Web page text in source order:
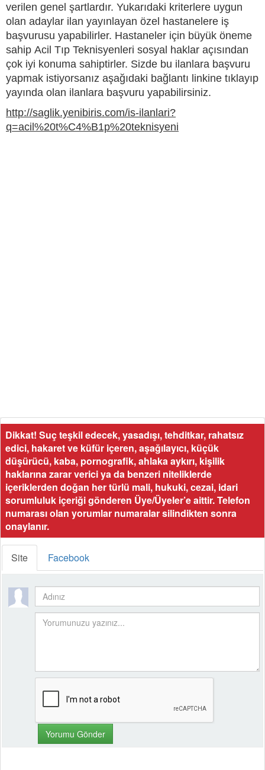
verilen genel şartlardır. Yukarıdaki kriterlere uygun
olan adaylar ilan yayınlayan özel hastanelere iş
başvurusu yapabilirler. Hastaneler için büyük öneme
sahip Acil Tıp Teknisyenleri sosyal haklar açısından
çok iyi konuma sahiptirler. Sizde bu ilanlara başvuru
yapmak istiyorsanız aşağıdaki bağlantı linkine tıklayıp
yayında olan ilanlara başvuru yapabilirsiniz.
http://saglik.yenibiris.com/is-ilanlari?
q=acil%20t%C4%B1p%20teknisyeni
Dikkat! Suç teşkil edecek, yasadışı, tehditkar, rahatsız
edici, hakaret ve küfür içeren, aşağılayıcı, küçük
düşürücü, kaba, pornografik, ahlaka aykırı, kişilik
haklarına zarar verici ya da benzeri niteliklerde
içeriklerden doğan her türlü mali, hukuki, cezai, idari
sorumluluk içeriği gönderen Üye/Üyeler’e aittir. Telefon
numarası olan yorumlar numaralar silindikten sonra
onaylanır.
Site Facebook